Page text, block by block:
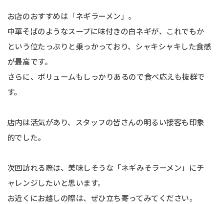
お店のおすすめは「ネギラーメン」。
中華そばのようなスープに味付きの白ネギが、これでもか
という位たっぷりと乗っかっており、シャキシャキした食感
が最高です。
さらに、ボリュームもしっかりあるので食べ応えも抜群で
す。
店内は活気があり、スタッフの皆さんの明るい接客も印象
的でした。
次回訪れる際は、美味しそうな「ネギみそラーメン」にチ
ャレンジしたいと思います。
お近くにお越しの際は、ぜひ立ち寄ってみてください。